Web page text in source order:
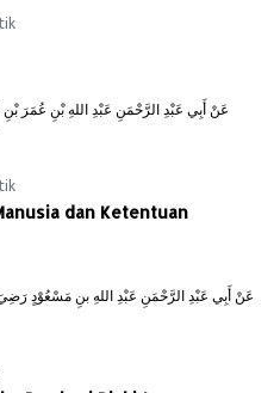
عَنْ أَبِي عَبْدِ الرَّحْمَنِ عَبْدِ اللهِ بْنِ عُمَرَ
dan Ketentuan
عَنْ أَبِي عَبْدِ الرَّحْمَنِ عَبْدِ اللهِ بنِ مَسْعُوْدٍ رَضِيَ